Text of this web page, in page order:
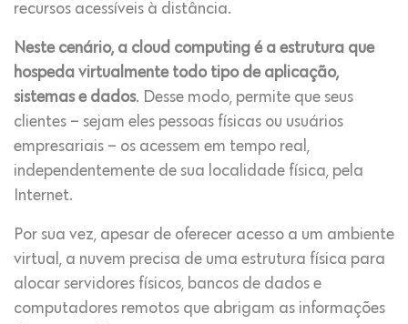
recursos acessíveis à distância.
Neste cenário, a cloud computing é a estrutura que
hospeda virtualmente todo tipo de aplicação,
sistemas e dados. Desse modo, permite que seus
clientes – sejam eles pessoas físicas ou usuários
empresariais – os acessem em tempo real,
independentemente de sua localidade física, pela
Internet.
Por sua vez, apesar de oferecer acesso a um ambiente
virtual, a nuvem precisa de uma estrutura física para
alocar servidores físicos, bancos de dados e
computadores remotos que abrigam as informações